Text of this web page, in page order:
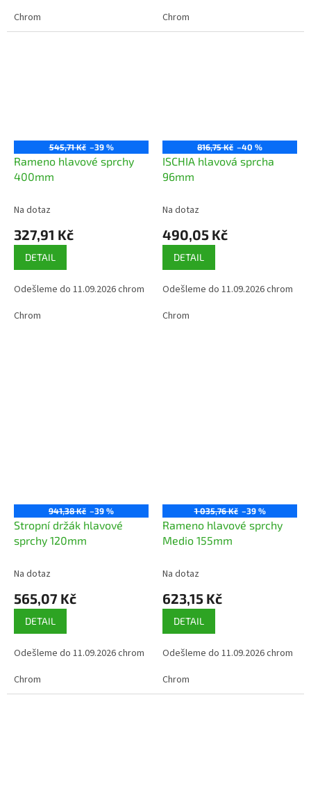
Chrom
Chrom
545,71 Kč –39 %
Rameno hlavové sprchy
400mm
Na dotaz
327,91 Kč
DETAIL
Odešleme do 11.09.2026 chrom
Chrom
816,75 Kč –40 %
ISCHIA hlavová sprcha
96mm
Na dotaz
490,05 Kč
DETAIL
Odešleme do 11.09.2026 chrom
Chrom
941,38 Kč –39 %
Stropní držák hlavové
sprchy 120mm
Na dotaz
565,07 Kč
DETAIL
Odešleme do 11.09.2026 chrom
Chrom
1 035,76 Kč –39 %
Rameno hlavové sprchy
Medio 155mm
Na dotaz
623,15 Kč
DETAIL
Odešleme do 11.09.2026 chrom
Chrom